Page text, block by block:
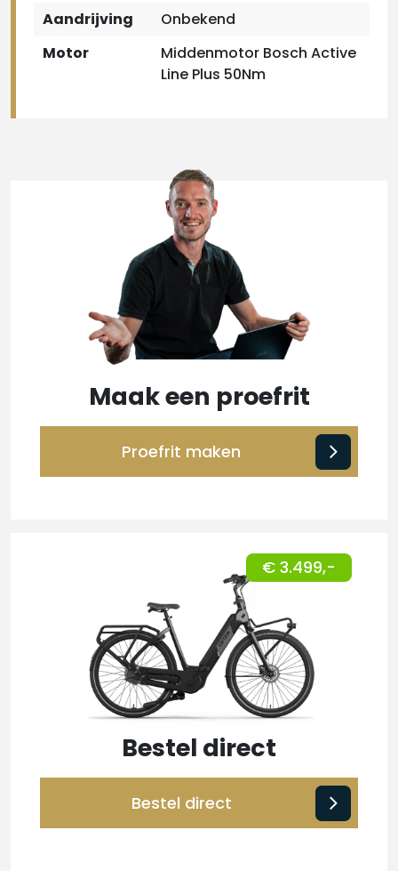
Aandrijving
Onbekend
Motor
Middenmotor Bosch Active
Line Plus 50Nm
Maak een proefrit
Proefrit maken
€ 3.499,-
Bestel direct
Bestel direct